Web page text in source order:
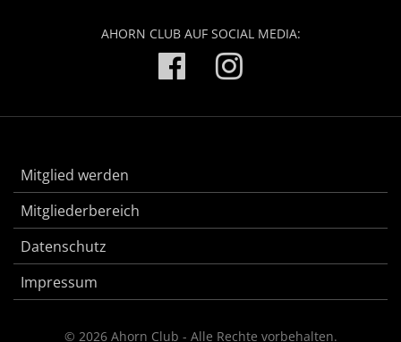
AHORN CLUB AUF SOCIAL MEDIA:
Mitglied werden
Mitgliederbereich
Datenschutz
Impressum
© 2026 Ahorn Club - Alle Rechte vorbehalten.